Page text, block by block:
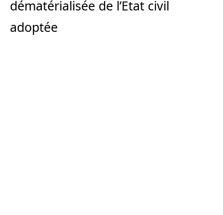
dématérialisée de l’Etat civil
adoptée